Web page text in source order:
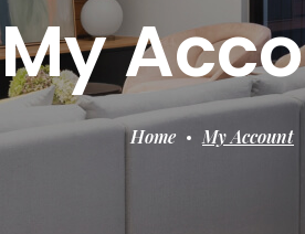
My
Home My Account